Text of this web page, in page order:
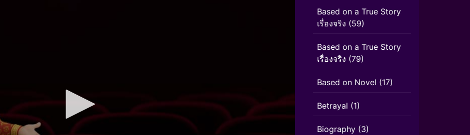
Based on a True Story
เรื่องจริง (59)
Based on a True Story
เรื่องจริง (79)
Based on Novel (17)
Betrayal (1)
Biography (3)